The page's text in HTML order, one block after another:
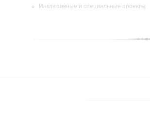
Инклюзивные и специальные проекты